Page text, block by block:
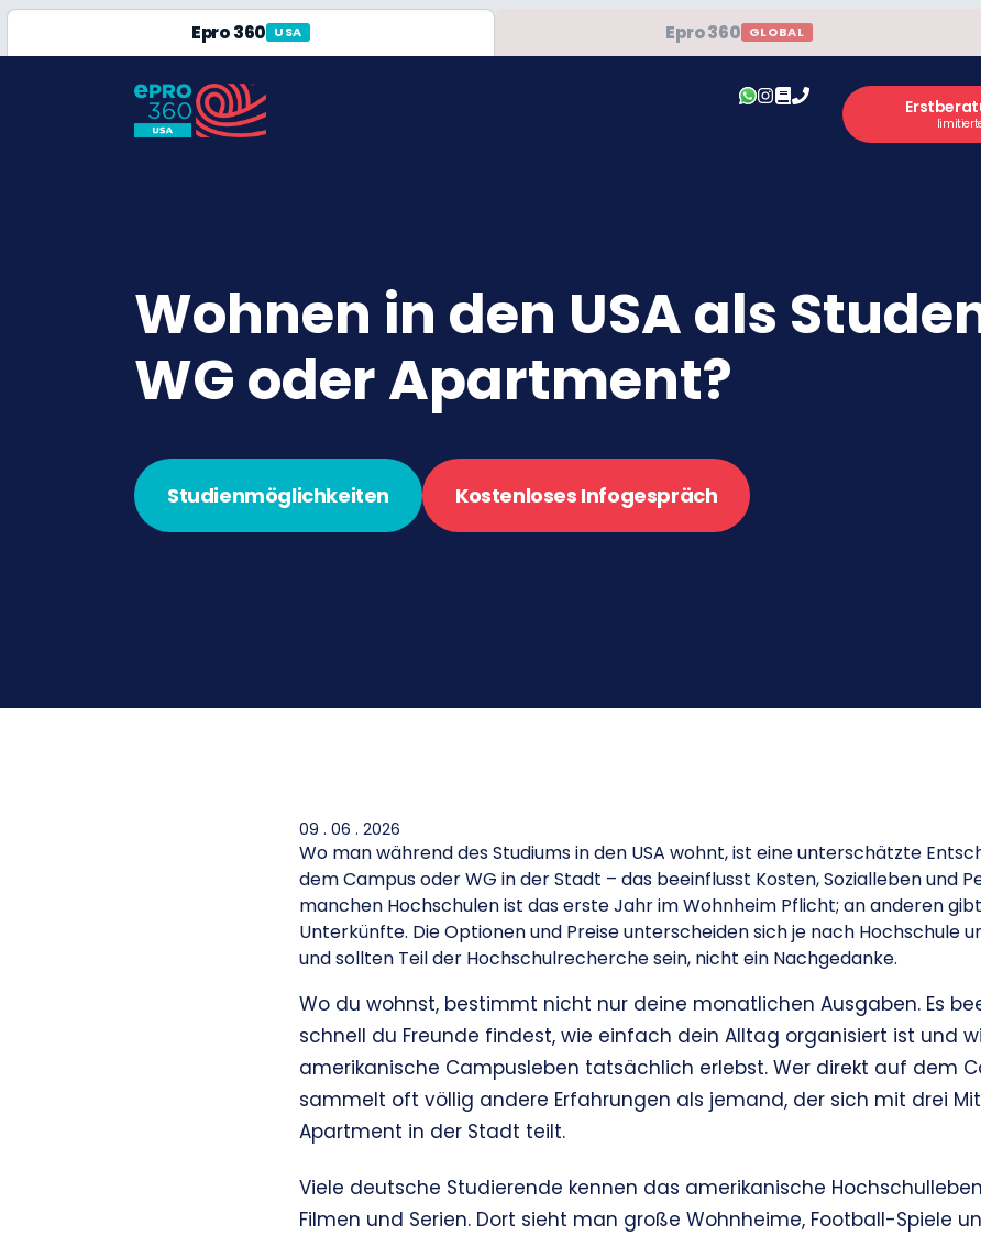
Epro 360 USA Epro 360 GLOBAL
Wohnen in den USA als
WG oder Apartment?
Studienmöglichkeiten Kostenloses Infogespräch
09 . 06 . 2026
Wo man während des Studiums in den USA wohnt, ist eine unterschätzte
dem Campus oder WG in der Stadt – das beeinflusst Kosten, Sozialleben und
manchen Hochschulen ist das erste Jahr im Wohnheim Pflicht; an anderen
Unterkünfte. Die Optionen und Preise unterscheiden sich je nach Hochschule
und sollten Teil der Hochschulrecherche sein, nicht ein Nachgedanke.
Wo du wohnst, bestimmt nicht nur deine monatlichen Ausgaben. Es
schnell du Freunde findest, wie einfach dein Alltag organisiert ist und
amerikanische Campusleben tatsächlich erlebst. Wer direkt auf dem
sammelt oft völlig andere Erfahrungen als jemand, der sich mit drei
Apartment in der Stadt teilt.
Viele deutsche Studierende kennen das amerikanische
Filmen und Serien. Dort sieht man große Wohnheime, Football-Spiele